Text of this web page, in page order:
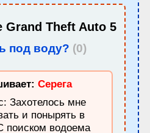
Grand Theft Auto 5
под воду? (0)
Серега
Захотелось мне
и понырять в
поиском водоема